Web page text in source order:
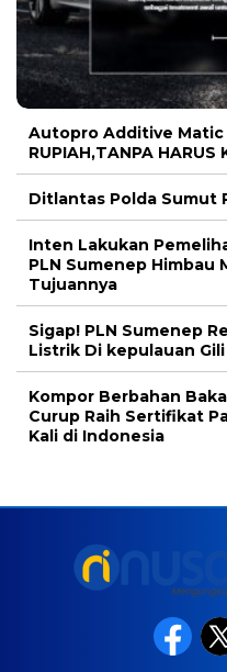
Autopro Additive Matic
RUPIAH,TANPA HARUS
Ditlantas Polda Sumut
Inten Lakukan
PLN Sumenep Himbau
Tujuannya
Sigap! PLN Sumenep
Listrik Di kepulauan
Kompor Berbahan
Curup Raih Sertifikat
Kali di Indonesia